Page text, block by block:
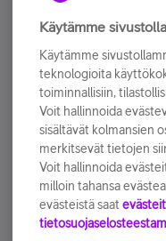
Tilaa Telian
sähköpostiisi.
Tilaa nyt
Käytämme
Käytämme
teknologioita
toiminnallisiin,
Voit hallinnoida
sisältävät kolmansien
merkitsevät tietojen
Voit hallinnoida
milloin tahansa
evästeistä saat